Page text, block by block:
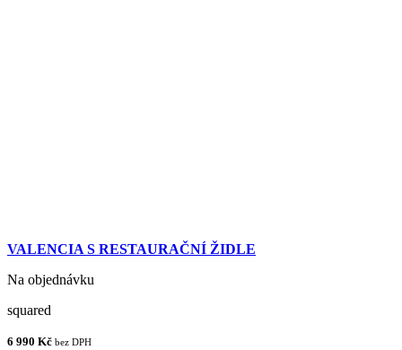
VALENCIA S RESTAURAČNÍ ŽIDLE
Na objednávku
squared
6 990 Kč bez DPH